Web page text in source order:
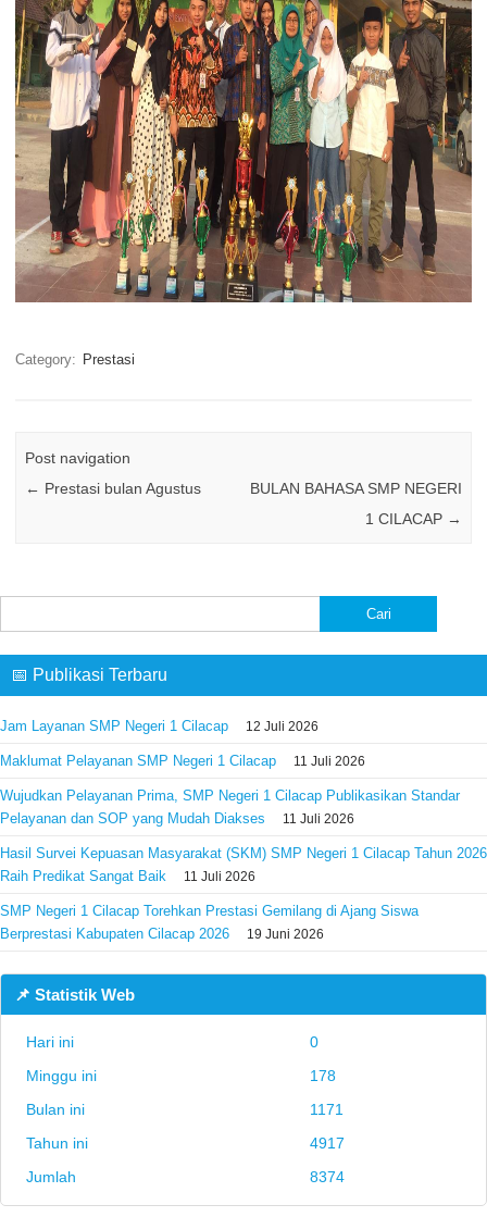
Category: Prestasi
Post navigation
← Prestasi bulan Agustus
BULAN BAHASA SMP NEGERI
1 CILACAP →
untuk:
📅 Publikasi Terbaru
Jam Layanan SMP Negeri 1 Cilacap 12 Juli 2026
Maklumat Pelayanan SMP Negeri 1 Cilacap 11 Juli 2026
Wujudkan Pelayanan Prima, SMP Negeri 1 Cilacap Publikasikan Standar
Pelayanan dan SOP yang Mudah Diakses
11 Juli 2026
Hasil Survei Kepuasan Masyarakat (SKM) SMP Negeri 1 Cilacap Tahun 2026
Raih Predikat Sangat Baik
11 Juli 2026
SMP Negeri 1 Cilacap Torehkan Prestasi Gemilang di Ajang Siswa
Berprestasi Kabupaten Cilacap 2026
19 Juni 2026
📌 Statistik Web
Hari ini
0
Minggu ini
178
Bulan ini
1171
Tahun ini
4917
Jumlah
8374